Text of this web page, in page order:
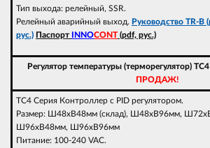
Тип выхода: релейный, SSR.
Релейный аварийный выход. Руководство TR-B
рус.) Паспорт INNOCONT (pdf, рус.)
Регулятор температуры (терморегулятор) TC4
ПРОДАЖ!
TC4 Серия Контроллер с PID регулятором.
Размер: Ш48xВ48мм (склад), Ш48xВ96мм,
Ш96xВ48мм, Ш96xВ96мм
Питание: 100-240 VAC.